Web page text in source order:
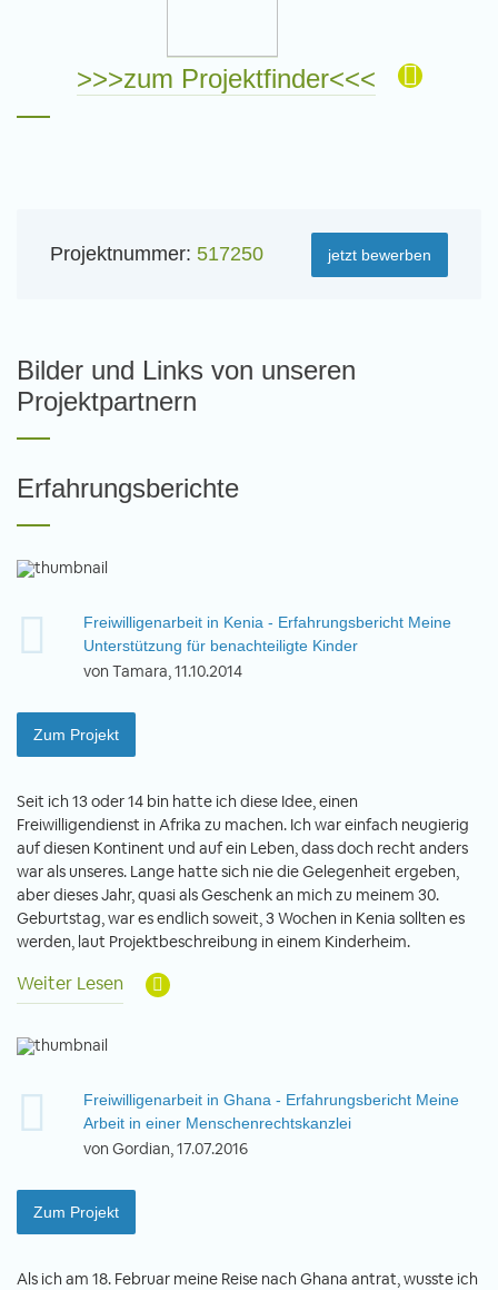
>>>zum Projektfinder<<<
Projektnummer: 517250 jetzt bewerben
Bilder und Links von unseren
Projektpartnern
Erfahrungsberichte
Freiwilligenarbeit in Kenia - Erfahrungsbericht Meine
Unterstützung für benachteiligte Kinder
von Tamara, 11.10.2014
Zum Projekt
Seit ich 13 oder 14 bin hatte ich diese Idee, einen
Freiwilligendienst in Afrika zu machen. Ich war einfach neugierig
auf diesen Kontinent und auf ein Leben, dass doch recht anders
war als unseres. Lange hatte sich nie die Gelegenheit ergeben,
aber dieses Jahr, quasi als Geschenk an mich zu meinem 30.
Geburtstag, war es endlich soweit, 3 Wochen in Kenia sollten es
werden, laut Projektbeschreibung in einem Kinderheim.
Weiter Lesen
Freiwilligenarbeit in Ghana - Erfahrungsbericht Meine
Arbeit in einer Menschenrechtskanzlei
von Gordian, 17.07.2016
Zum Projekt
Als ich am 18. Februar meine Reise nach Ghana antrat, wusste ich